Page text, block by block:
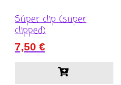
Súper clip (super
clipped)
7,50 €